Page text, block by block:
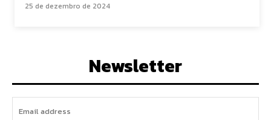
25 de dezembro de 2024
Newsletter